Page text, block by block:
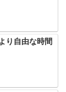
り自由な時間